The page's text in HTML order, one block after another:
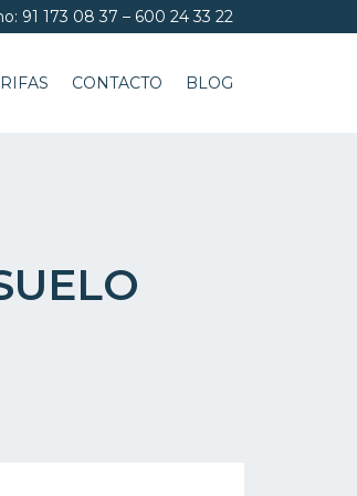
91 173 08 37 – 600 24 33 22
CONTACTO BLOG